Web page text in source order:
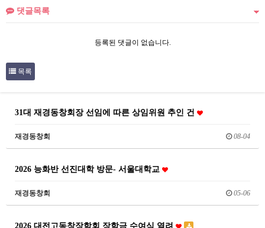
댓글목록
등록된 댓글이 없습니다.
목록
31대 재경동창회장 선임에 따른 상임위원 추인 건
재경동창회 08-04
2026 능화반 선진대학 방문- 서울대학교
재경동창회 05-06
2026 대전고동창장학회 장학금 수여식 열려